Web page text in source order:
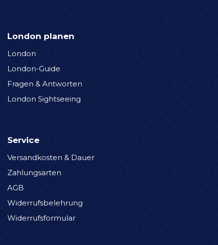
London planen
London
London-Guide
Fragen & Antworten
London Sightseeing
Service
Versandkosten & Dauer
Zahlungsarten
AGB
Widerrufsbelehrung
Widerrufsformular